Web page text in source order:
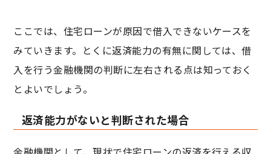
ここでは、住宅ローンが原因で借入できないケースを
みていきます。とくに返済能力の有無に関しては、借
入を行う金融機関の判断に左右される点は知っておく
とよいでしょう。
返済能力がないと判断された場合